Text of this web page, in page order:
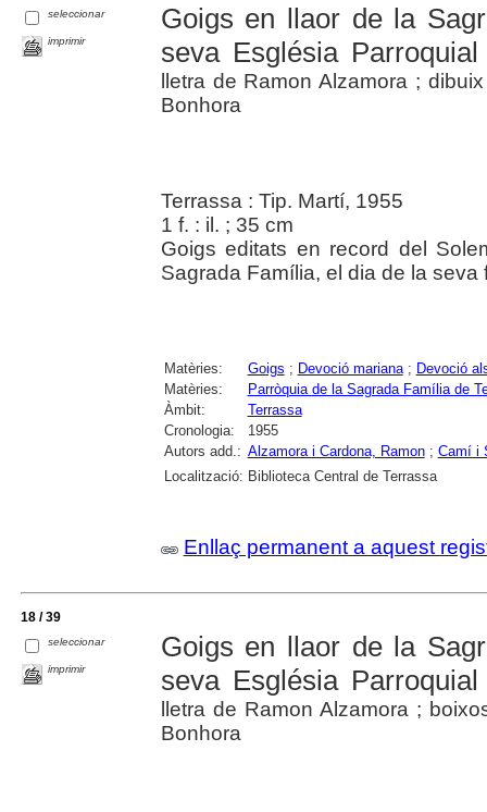
seleccionar
imprimir
Goigs en llaor de la
seva Església
lletra de Ramon Alzamora ;
Bonhora
Terrassa : Tip. Martí, 1955
1 f. : il. ; 35 cm
Goigs editats en record del
Sagrada Família, el dia de la
Matèries: Goigs ; Devoció mariana; Devoció
Matèries:
Parròquia de la Sagrada Família de
Àmbit:
Terrassa
Cronologia:
1955
Autors add.: Alzamora i Cardona, Ramon; Camí i
Localització: Biblioteca Central de Terrassa
Enllaç permanent a aquest
18 / 39
seleccionar
imprimir
Goigs en llaor de la
seva Església
lletra de Ramon Alzamora ;
Bonhora